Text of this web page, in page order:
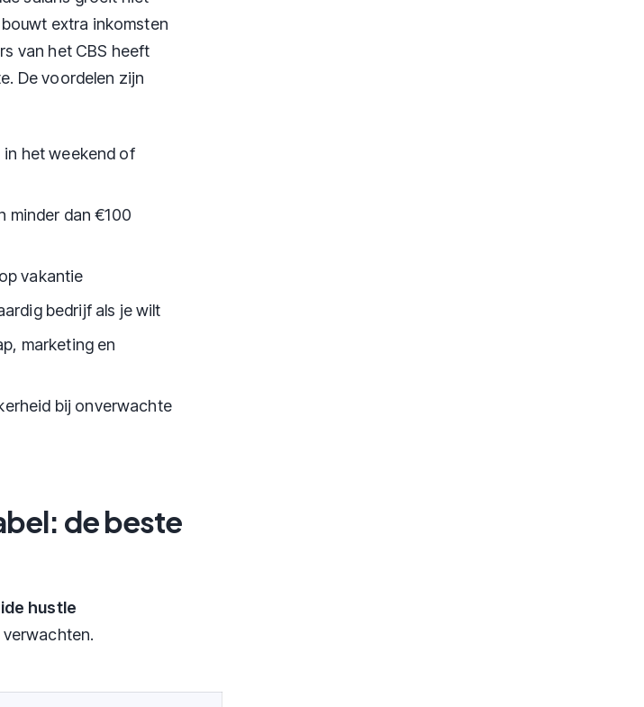
extra inkomsten
van het CBS heeft
De voordelen zijn
het weekend of
minder dan €100
vakantie
bedrijf als je wilt
marketing en
bij onverwachte
de beste
hustle